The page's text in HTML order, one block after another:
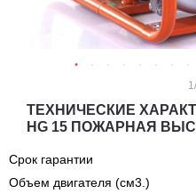
1
ТЕХНИЧЕСКИЕ
HG 15 ПОЖАРНАЯ
Срок гарантии
Объем двигателя (см3.)